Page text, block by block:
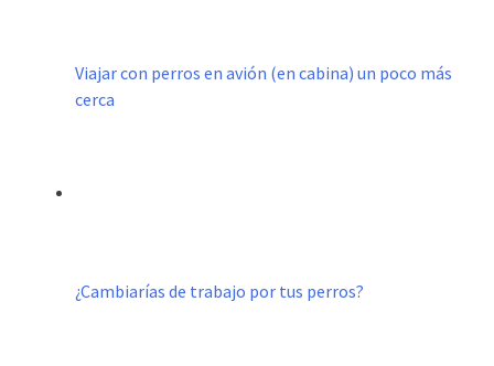
Viajar con perros en avión (en cabina) un poco más
cerca
¿Cambiarías de trabajo por tus perros?